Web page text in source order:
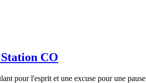
CO
pour l'esprit et une excuse pour une